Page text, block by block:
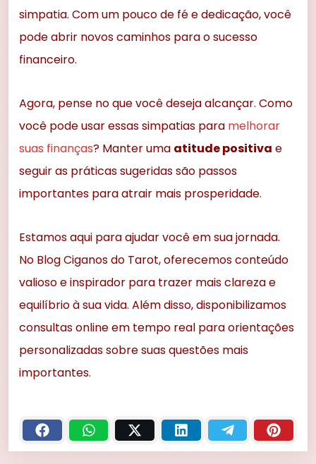
simpatia. Com um pouco de fé e dedicação, você
pode abrir novos caminhos para o sucesso
financeiro.
Agora, pense no que você deseja alcançar. Como
você pode usar essas simpatias para melhorar
suas finanças? Manter uma atitude positiva e
seguir as práticas sugeridas são passos
importantes para atrair mais prosperidade.
Estamos aqui para ajudar você em sua jornada.
No Blog Ciganos do Tarot, oferecemos conteúdo
valioso e inspirador para trazer mais clareza e
equilíbrio à sua vida. Além disso, disponibilizamos
consultas online em tempo real para orientações
personalizadas sobre suas questões mais
importantes.